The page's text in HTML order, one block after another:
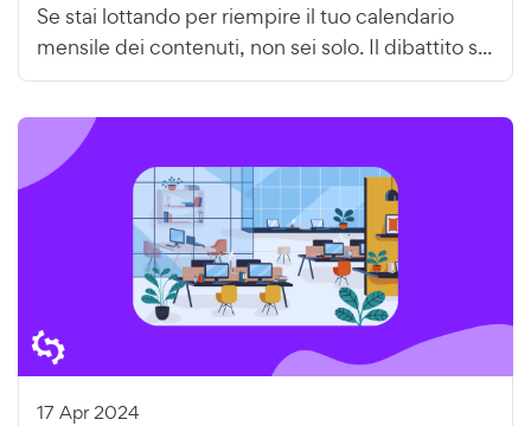
Se stai lottando per riempire il tuo calendario
mensile dei contenuti, non sei solo. Il dibattito s...
17 Apr 2024